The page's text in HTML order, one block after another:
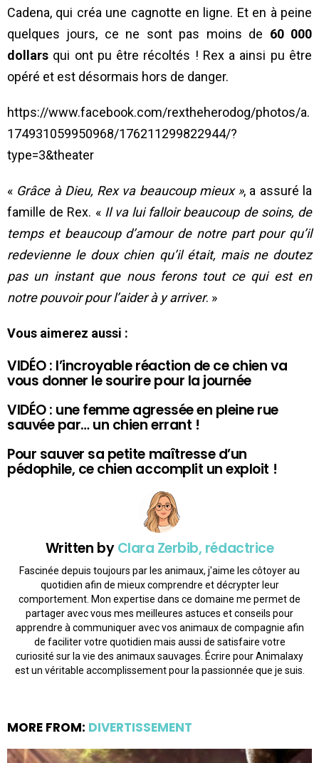
Cadena, qui créa une cagnotte en ligne. Et en à peine
quelques jours, ce ne sont pas moins de 60 000
dollars qui ont pu être récoltés ! Rex a ainsi pu être
opéré et est désormais hors de danger.
https://www.facebook.com/rextheherodog/photos/a.
174931059950968/176211299822944/?
type=3&theater
« Grâce à Dieu, Rex va beaucoup mieux », a assuré la
famille de Rex. « Il va lui falloir beaucoup de soins, de
temps et beaucoup d’amour de notre part pour qu’il
redevienne le doux chien qu’il était, mais ne doutez
pas un instant que nous ferons tout ce qui est en
notre pouvoir pour l’aider à y arriver. »
Vous aimerez aussi :
VIDÉO : l’incroyable réaction de ce chien va
vous donner le sourire pour la journée
VIDÉO : une femme agressée en pleine rue
sauvée par… un chien errant !
Pour sauver sa petite maîtresse d’un
pédophile, ce chien accomplit un exploit !
Written byClara Zerbib, rédactrice
Fascinée depuis toujours par les animaux, j'aime les côtoyer au
quotidien afin de mieux comprendre et décrypter leur
comportement. Mon expertise dans ce domaine me permet de
partager avec vous mes meilleures astuces et conseils pour
apprendre à communiquer avec vos animaux de compagnie afin
de faciliter votre quotidien mais aussi de satisfaire votre
curiosité sur la vie des animaux sauvages. Écrire pour Animalaxy
est un véritable accomplissement pour la passionnée que je suis.
MORE FROM: DIVERTISSEMENT